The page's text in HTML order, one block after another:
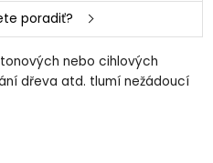
poradiť?
nebo cihlových
dřeva atd. tlumí nežádoucí